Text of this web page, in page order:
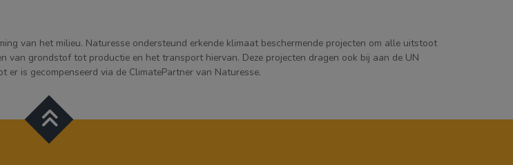
van het milieu. Naturesse ondersteund erkende klimaat beschermende projecten om alle uitstoot
van grondstof tot productie en het transport hiervan. Deze projecten dragen ook bij aan de UN
is gecompenseerd via de ClimatePartner van Naturesse.